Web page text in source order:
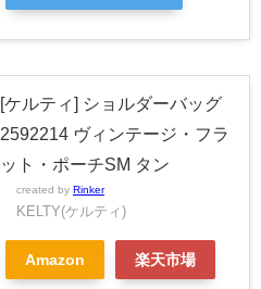
[ケルティ] ショルダーバッグ
2592214 ヴィンテージ・フラ
ット・ポーチSM タン
created by Rinker
KELTY(ケルティ)
Amazon 楽天市場